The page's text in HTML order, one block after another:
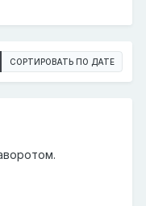
СОРТИРОВАТЬ ПО ДАТЕ